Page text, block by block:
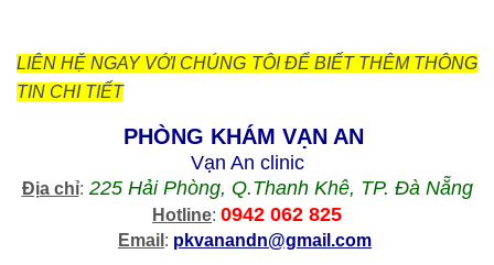
LIÊN HỆ NGAY VỚI CHÚNG TÔI ĐỂ BIẾT THÊM THÔNG
TIN CHI TIẾT
PHÒNG KHÁM VẠN AN
Vạn An clinic
Địa chỉ: 225 Hải Phòng, Q.Thanh Khê, TP. Đà Nẵng
Hotline: 0942 062 825
Email : pkvanandn@gmail.com